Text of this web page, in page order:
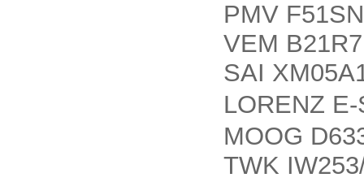
PMV
VEM
SAI
LORENZ
MOOG
TWK